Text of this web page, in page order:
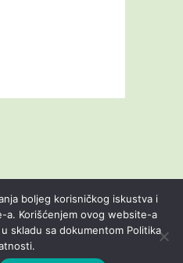
O nama
Kontakt
Politika privatnosti
boljeg korisničkog iskustva i
Korišćenjem ovog website-a
skladu sa dokumentom Politika